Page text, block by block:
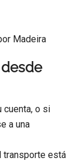
cuenta, o si
a una
transporte está